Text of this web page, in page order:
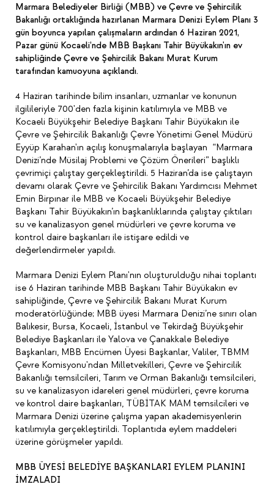
Marmara Belediyeler Birliği (MBB) ve Çevre ve Şehircilik
Bakanlığı ortaklığında hazırlanan Marmara Denizi Eylem Planı 3
gün boyunca yapılan çalışmaların ardından 6 Haziran 2021,
Pazar günü Kocaeli’nde MBB Başkanı Tahir Büyükakın'ın ev
sahipliğinde Çevre ve Şehircilik Bakanı Murat Kurum
tarafından kamuoyuna açıklandı.
4 Haziran tarihinde bilim insanları, uzmanlar ve konunun
ilgilileriyle 700'den fazla kişinin katılımıyla ve MBB ve
Kocaeli Büyükşehir Belediye Başkanı Tahir Büyükakın ile
Çevre ve Şehircilik Bakanlığı Çevre Yönetimi Genel Müdürü
Eyyüp Karahan'ın açılış konuşmalarıyla başlayan “Marmara
Denizi’nde Müsilaj Problemi ve Çözüm Önerileri” başlıklı
çevrimiçi çalıştay gerçekleştirildi. 5 Haziran’da ise çalıştayın
devamı olarak Çevre ve Şehircilik Bakanı Yardımcısı Mehmet
Emin Birpınar ile MBB ve Kocaeli Büyükşehir Belediye
Başkanı Tahir Büyükakın’ın başkanlıklarında çalıştay çıktıları
su ve kanalizasyon genel müdürleri ve çevre koruma ve
kontrol daire başkanları ile istişare edildi ve
değerlendirmeler yapıldı.
Marmara Denizi Eylem Planı'nın oluşturulduğu nihai toplantı
ise 6 Haziran tarihinde MBB Başkanı Tahir Büyükakın ev
sahipliğinde, Çevre ve Şehircilik Bakanı Murat Kurum
moderatörlüğünde; MBB üyesi Marmara Denizi’ne sınırı olan
Balıkesir, Bursa, Kocaeli, İstanbul ve Tekirdağ Büyükşehir
Belediye Başkanları ile Yalova ve Çanakkale Belediye
Başkanları, MBB Encümen Üyesi Başkanlar, Valiler, TBMM
Çevre Komisyonu'ndan Milletvekilleri, Çevre ve Şehircilik
Bakanlığı temsilcileri, Tarım ve Orman Bakanlığı temsilcileri,
su ve kanalizasyon idareleri genel müdürleri, çevre koruma
ve kontrol daire başkanları, TÜBİTAK MAM temsilcileri ve
Marmara Denizi üzerine çalışma yapan akademisyenlerin
katılımıyla gerçekleştirildi. Toplantıda eylem maddeleri
üzerine görüşmeler yapıldı.
MBB ÜYESİ BELEDİYE BAŞKANLARI EYLEM PLANINI
İMZALADI